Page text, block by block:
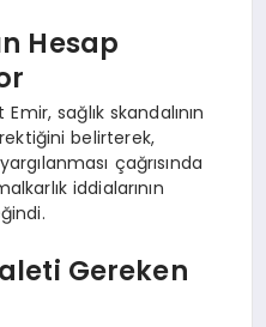
Hesap
sağlık skandalının
belirterek,
çağrısında
iddialarının
Gereken